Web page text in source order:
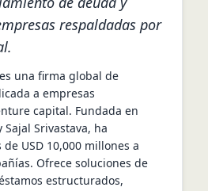
respaldadas por
una firma global de
a empresas
capital. Fundada en
Sajal Srivastava, ha
USD 10,000 millones a
Ofrece soluciones de
estructurados,